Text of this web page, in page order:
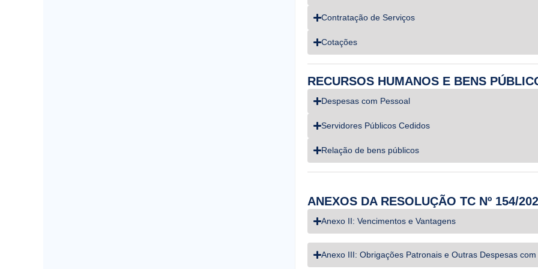
Contratação de Serviços
Cotações
RECURSOS HUMANOS E BENS
Despesas com Pessoal
Servidores Públicos Cedidos
Relação de bens públicos
ANEXOS DA RESOLUÇÃO TC Nº 154/
Anexo II: Vencimentos e Vantagens
Anexo III: Obrigações Patronais e Outras Despesas